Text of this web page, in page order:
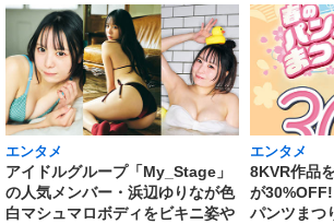
エンタメ
アイドルグループ「My_Stage」
の人気メンバー・浜辺ゆりなが色
白マシュマロボディをビキニ姿や
エンタメ
8KVR作品
が
パンツまつ